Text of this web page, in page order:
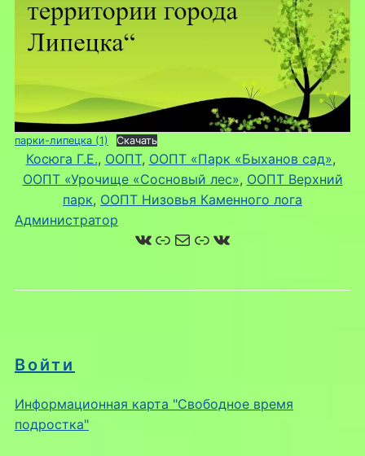
Войти
Информационная карта "Свободное время
подростка"
парки-липецка (1) Скачать
Косюга Г.Е., ООПТ, ООПТ «Парк «Быханов сад»
ООПТ «Урочище «Сосновый лес», ООПТ Верхний
парк, ООПТ Низовья Каменного лога
Администратор
ВКонтакте
Ссылка
Почта
Ссылка
ВКонтакте